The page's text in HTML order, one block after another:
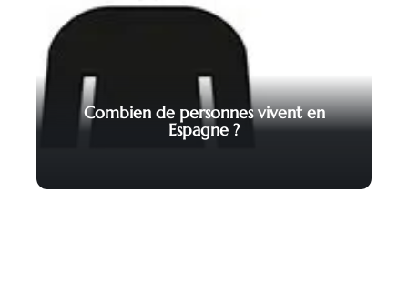
Combien de personnes vivent en
Espagne ?